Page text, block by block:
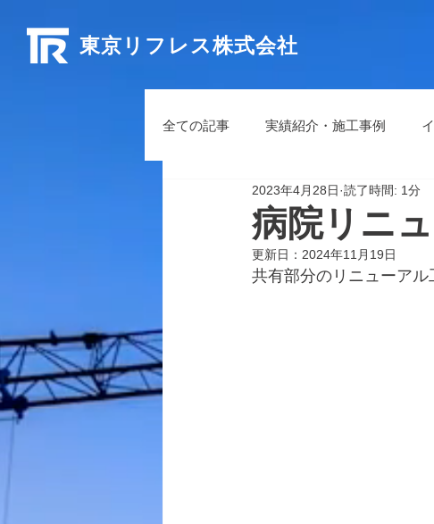
東京リフレス株式会社
全ての記事 実績紹介・施工事例
病院リニ
2023年4月28日 読了時間: 1分
更新日： 2024年11月19日
共有部分のリニューアル